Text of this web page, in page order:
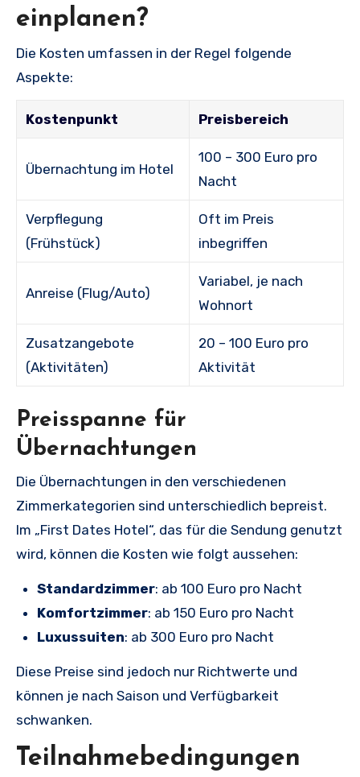
einplanen?
Die Kosten umfassen in der Regel folgende
Aspekte:
Kostenpunkt Preisbereich
Übernachtung im Hotel
100 – 300 Euro pro
Nacht
Verpflegung
(Frühstück)
Oft im Preis
inbegriffen
Anreise (Flug/Auto)
Variabel, je nach
Wohnort
Zusatzangebote
(Aktivitäten)
20 – 100 Euro pro
Aktivität
Preisspanne für
Übernachtungen
Die Übernachtungen in den verschiedenen
Zimmerkategorien sind unterschiedlich bepreist.
Im „First Dates Hotel“, das für die Sendung genutzt
wird, können die Kosten wie folgt aussehen:
Standardzimmer: ab 100 Euro pro Nacht
Komfortzimmer: ab 150 Euro pro Nacht
Luxussuiten: ab 300 Euro pro Nacht
Diese Preise sind jedoch nur Richtwerte und
können je nach Saison und Verfügbarkeit
schwanken.
Teilnahmebedingungen